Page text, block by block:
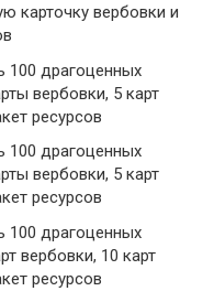
карточку вербовки и
100 драгоценных
вербовки, 5 карт
ресурсов
100 драгоценных
вербовки, 5 карт
ресурсов
100 драгоценных
вербовки, 10 карт
ресурсов